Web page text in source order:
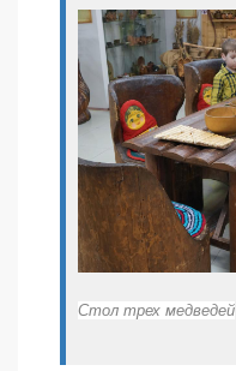
Стол трех медведей